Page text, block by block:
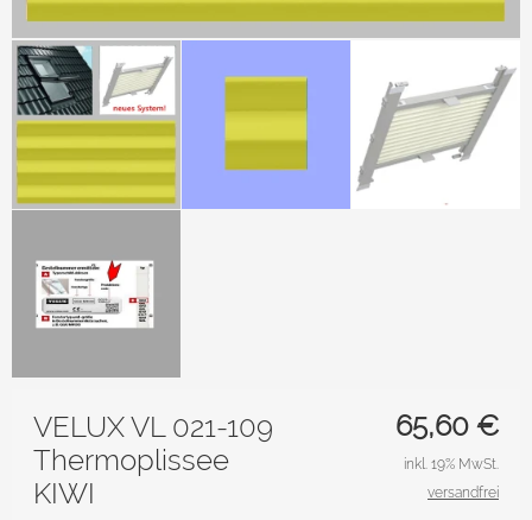
65,60 €
VELUX VL 021-109
Thermoplissee
KIWI
inkl. 19% MwSt.
versandfrei